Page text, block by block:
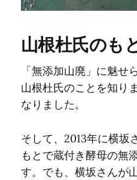
山根杜氏のも
「無添加山廃」に魅
山根杜氏のことを知り
なりました。
そして、2013年に横坂
もとで蔵付き酵母の無
す。でも、横坂さんが